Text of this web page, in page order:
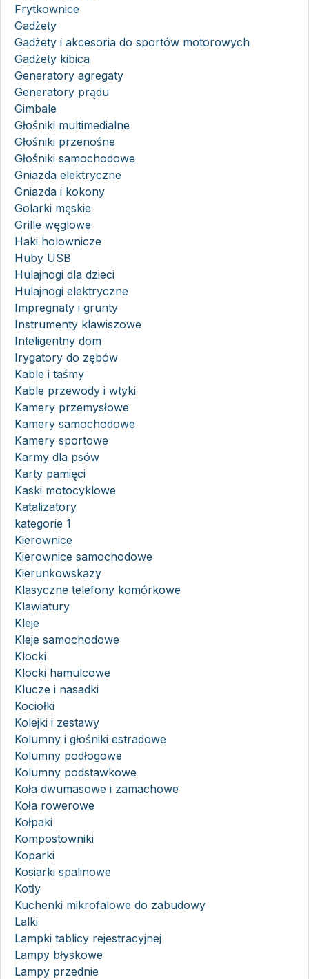
Frytkownice
Gadżety
Gadżety i akcesoria do sportów motorowych
Gadżety kibica
Generatory agregaty
Generatory prądu
Gimbale
Głośniki multimedialne
Głośniki przenośne
Głośniki samochodowe
Gniazda elektryczne
Gniazda i kokony
Golarki męskie
Grille węglowe
Haki holownicze
Huby USB
Hulajnogi dla dzieci
Hulajnogi elektryczne
Impregnaty i grunty
Instrumenty klawiszowe
Inteligentny dom
Irygatory do zębów
Kable i taśmy
Kable przewody i wtyki
Kamery przemysłowe
Kamery samochodowe
Kamery sportowe
Karmy dla psów
Karty pamięci
Kaski motocyklowe
Katalizatory
kategorie 1
Kierownice
Kierownice samochodowe
Kierunkowskazy
Klasyczne telefony komórkowe
Klawiatury
Kleje
Kleje samochodowe
Klocki
Klocki hamulcowe
Klucze i nasadki
Kociołki
Kolejki i zestawy
Kolumny i głośniki estradowe
Kolumny podłogowe
Kolumny podstawkowe
Koła dwumasowe i zamachowe
Koła rowerowe
Kołpaki
Kompostowniki
Koparki
Kosiarki spalinowe
Kotły
Kuchenki mikrofalowe do zabudowy
Lalki
Lampki tablicy rejestracyjnej
Lampy błyskowe
Lampy przednie